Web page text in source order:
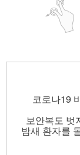
코로나19
보안복도 벗
밤새 환자를